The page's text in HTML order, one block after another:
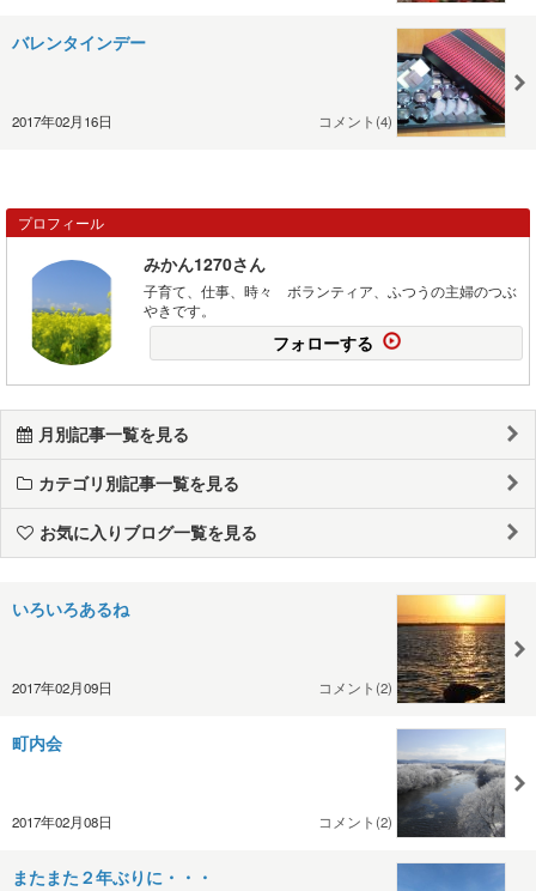
バレンタインデー
2017年02月16日 コメント(4)
プロフィール
みかん1270さん
子育て、仕事、時々 ボランティア、ふつうの主婦のつぶ
やきです。
フォローする
月別記事一覧を見る
カテゴリ別記事一覧を見る
お気に入りブログ一覧を見る
いろいろあるね
2017年02月09日 コメント(2)
町内会
2017年02月08日 コメント(2)
またまた２年ぶりに・・・